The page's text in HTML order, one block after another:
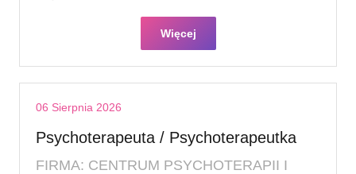
Więcej
06 Sierpnia 2026
Psychoterapeuta / Psychoterapeutka
FIRMA: CENTRUM PSYCHOTERAPII I